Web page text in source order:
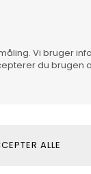
Vi bruger
du brugen